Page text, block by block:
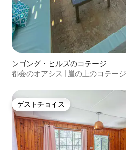
ンゴング・ヒルズのコテージ
都会のオアシス | 崖の上のコテージ
ゲストチョイス
ゲストチョイス